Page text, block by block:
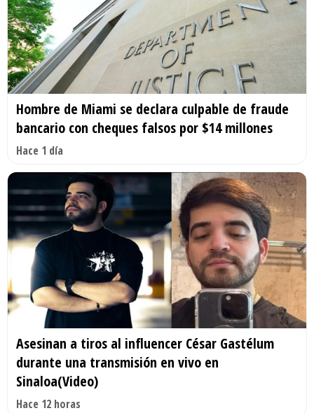
Hombre de Miami se declara culpable de fraude
bancario con cheques falsos por $14 millones
Hace 1 día
Asesinan a tiros al influencer César Gastélum
durante una transmisión en vivo en
Sinaloa(Video)
Hace 12 horas